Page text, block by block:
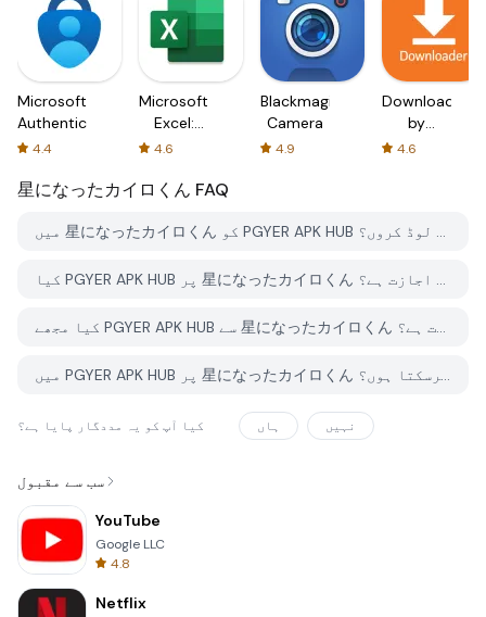
Microsoft
Authenticator
4.4
Microsoft
Excel:
Spreadsheets
4.6
Blackmagic
Camera
4.9
Downloader
by
AFTVnews
4.6
星になったカイロくん FAQ
میں 星になったカイロくん کو PGYER APK HUB سے کیسے ڈاؤن لوڈ کروں؟
کیا PGYER APK HUB پر 星になったカイロくん کو مفت ڈاؤن لوڈ کرنے کی اجازت ہے؟
کیا مجھے PGYER APK HUB سے 星になったカイロくん ڈاؤن لوڈ کرنے کے لئے اکاؤنٹ کی ضرورت ہے؟
میں PGYER APK HUB پر 星になったカイロくん کے ساتھ کوئی مسئلہ کیسے رپورٹ کرسکتا ہوں؟
کیا آپ کو یہ مددگار پایا ہے؟ ہاں نہیں
سب سے مقبول
YouTube
Google LLC
4.8
Netflix